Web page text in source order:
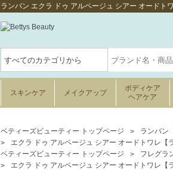
ランバン エクラ ドゥ アルページュ シアー オードト
スキンケア メイクアップ
ボディケア
ヘアケア
ベティーズビューティー トップページ
ランバン
エクラ ドゥ アルページュ シアー オードトワレ【
ベティーズビューティー トップページ
フレグラ
エクラ ドゥ アルページュ シアー オードトワレ【